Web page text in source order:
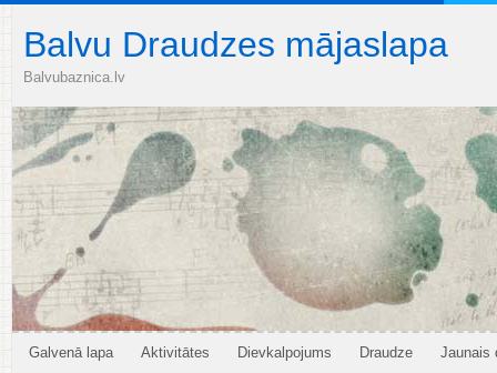
Balvu Draudzes mājaslapa
Balvubaznica.lv
Galvenā lapa Aktivitātes Dievkalpojums Draudze Jaunais